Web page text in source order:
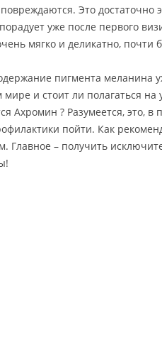
Это
уже после первого
мягко и деликатно, почти
пигмента меланина
и стоит ли полагаться на
Ахромин ? Разумеется, это,
пойти. Как
Главное – получить